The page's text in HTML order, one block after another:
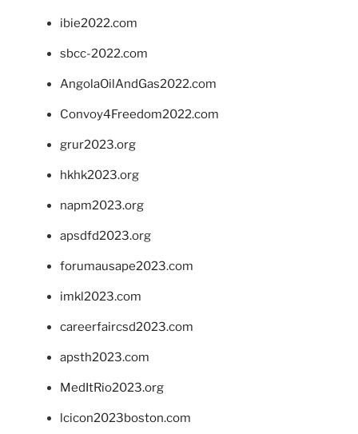
ibie2022.com
sbcc-2022.com
AngolaOilAndGas2022.com
Convoy4Freedom2022.com
grur2023.org
hkhk2023.org
napm2023.org
apsdfd2023.org
forumausape2023.com
imkl2023.com
careerfaircsd2023.com
apsth2023.com
MedItRio2023.org
lcicon2023boston.com